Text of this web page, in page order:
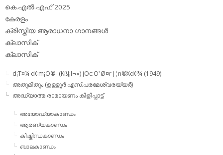
കെ.എല്‍.എഫ് 2025
കേരളം
ക്രിസ്തീയ ആരാധനാ ഗാനങ്ങള്‍
ക്ലാസിക്‌
ക്ലാസിക്
d¡T¤¼ d¢m¡O®- (KßJ¡l¬«) jOc:O¹Ø¤r J¦n®Xd¢¾ (1949)
അതുമിതും (ഉള്ളൂര്‍ എസ്.പരമേശ്വരയ്യര്‍)
അദ്ധ്യാത്മ രാമായണം കിളിപ്പാട്ട്‌
അയോദ്ധ്യാകാണ്ഡം
ആരണ്യകാണ്ഡം
കിഷ്കിന്ധകാണ്ഡം
ബാലകാണ്ഡം